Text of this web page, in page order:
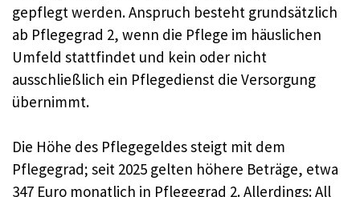
gepflegt werden. Anspruch besteht grundsätzlich
ab Pflegegrad 2, wenn die Pflege im häuslichen
Umfeld stattfindet und kein oder nicht
ausschließlich ein Pflegedienst die Versorgung
übernimmt.
Die Höhe des Pflegegeldes steigt mit dem
Pflegegrad; seit 2025 gelten höhere Beträge, etwa
347 Euro monatlich in Pflegegrad 2. Allerdings: All